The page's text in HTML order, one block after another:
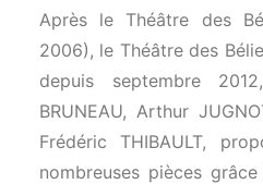
Après le Théâtre des
2006), le Théâtre des
depuis septembre
BRUNEAU, Arthur
Frédéric THIBAULT,
nombreuses pièces